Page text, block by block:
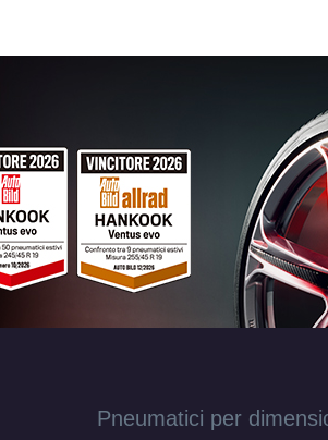
Pneumatici per